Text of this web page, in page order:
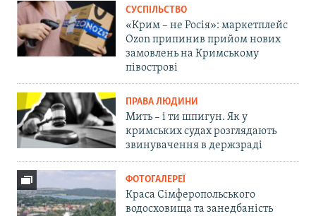
СУСПІЛЬСТВО
«Крим – не Росія»: маркетплейс
Ozon припинив прийом нових
замовлень на Кримському
півострові
ПРАВА ЛЮДИНИ
Мить – і ти шпигун. Як у
кримських судах розглядають
звинувачення в держзраді
ФОТОГАЛЕРЕЇ
Краса Сімферопольського
водосховища та занедбаність